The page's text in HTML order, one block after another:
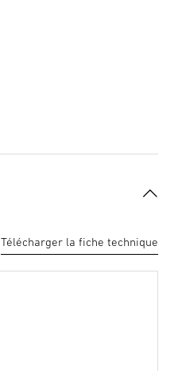
Télécharger la fiche technique